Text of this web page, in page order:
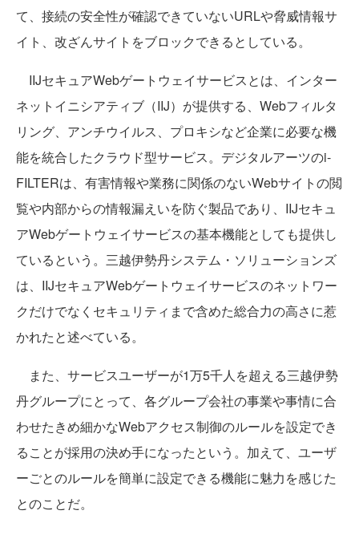
て、接続の安全性が確認できていないURLや脅威情報サ
イト、改ざんサイトをブロックできるとしている。
IIJセキュアWebゲートウェイサービスとは、インター
ネットイニシアティブ（IIJ）が提供する、Webフィルタ
リング、アンチウイルス、プロキシなど企業に必要な機
能を統合したクラウド型サービス。デジタルアーツのi-
FILTERは、有害情報や業務に関係のないWebサイトの閲
覧や内部からの情報漏えいを防ぐ製品であり、IIJセキュ
アWebゲートウェイサービスの基本機能としても提供し
ているという。三越伊勢丹システム・ソリューションズ
は、IIJセキュアWebゲートウェイサービスのネットワー
クだけでなくセキュリティまで含めた総合力の高さに惹
かれたと述べている。
また、サービスユーザーが1万5千人を超える三越伊勢
丹グループにとって、各グループ会社の事業や事情に合
わせたきめ細かなWebアクセス制御のルールを設定でき
ることが採用の決め手になったという。加えて、ユーザ
ーごとのルールを簡単に設定できる機能に魅力を感じた
とのことだ。